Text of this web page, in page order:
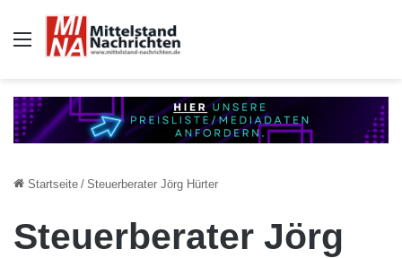
Auswahl
Startseite / Steuerberater Jörg Hürter
Steuerberater Jörg